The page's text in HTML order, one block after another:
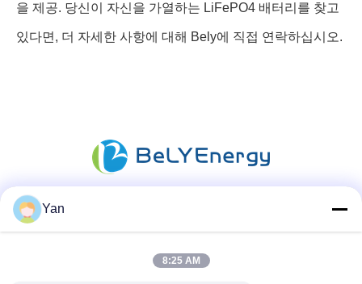
을 제공. 당신이 자신을 가열하는 LiFePO4 배터리를 찾고
있다면, 더 자세한 사항에 대해 Bely에 직접 연락하십시오.
Yan
8:25 AM